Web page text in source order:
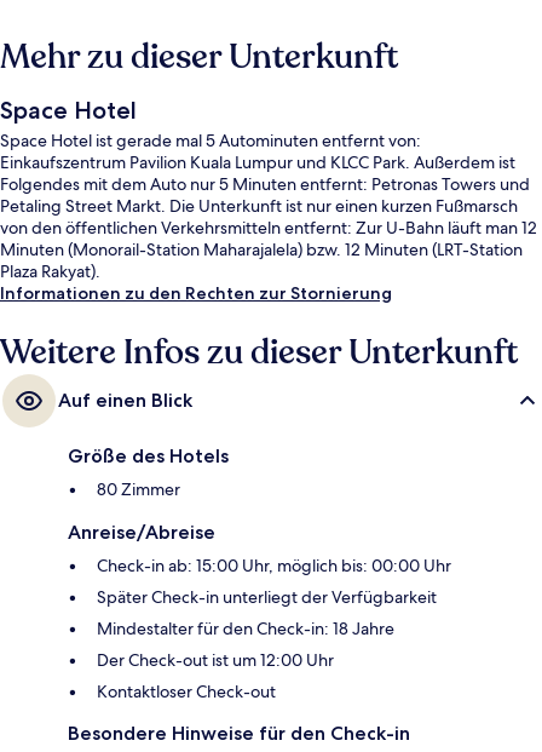
Mehr zu dieser Unterkunft
Space Hotel
Space Hotel ist gerade mal 5 Autominuten entfernt von:
Einkaufszentrum Pavilion Kuala Lumpur und KLCC Park. Außerdem ist
Folgendes mit dem Auto nur 5 Minuten entfernt: Petronas Towers und
Petaling Street Markt. Die Unterkunft ist nur einen kurzen Fußmarsch
von den öffentlichen Verkehrsmitteln entfernt: Zur U-Bahn läuft man 12
Minuten (Monorail-Station Maharajalela) bzw. 12 Minuten (LRT-Station
Plaza Rakyat).
Informationen zu den Rechten zur Stornierung
Weitere Infos zu dieser Unterkunft
Auf einen Blick
Größe des Hotels
80 Zimmer
Anreise/Abreise
Check-in ab: 15:00 Uhr, möglich bis: 00:00 Uhr
Später Check-in unterliegt der Verfügbarkeit
Mindestalter für den Check-in: 18 Jahre
Der Check-out ist um 12:00 Uhr
Kontaktloser Check-out
Besondere Hinweise für den Check-in